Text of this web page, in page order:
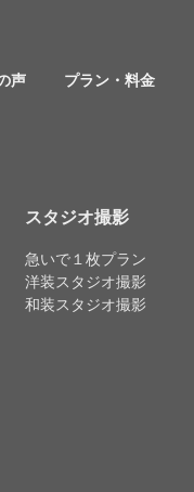
声 プラン・料金
スタジオ撮影
急いで１枚プラン
洋装スタジオ撮影
和装スタジオ撮影